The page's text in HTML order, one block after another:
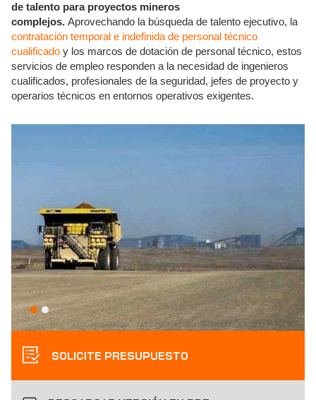
de talento para proyectos mineros
complejos. Aprovechando la búsqueda de talento ejecutivo, la
contratación temporal e indefinida de personal técnico
cualificado y los marcos de dotación de personal técnico, estos
servicios de empleo responden a la necesidad de ingenieros
cualificados, profesionales de la seguridad, jefes de proyecto y
operarios técnicos en entornos operativos exigentes.
SOLICITE PRESUPUESTO